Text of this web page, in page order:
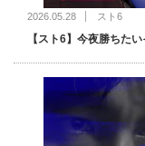
2026.05.28 スト6
【スト6】今夜勝ちた